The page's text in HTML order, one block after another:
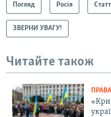
Погляд Росія
ЗВЕРНИ УВАГУ!
Читайте також